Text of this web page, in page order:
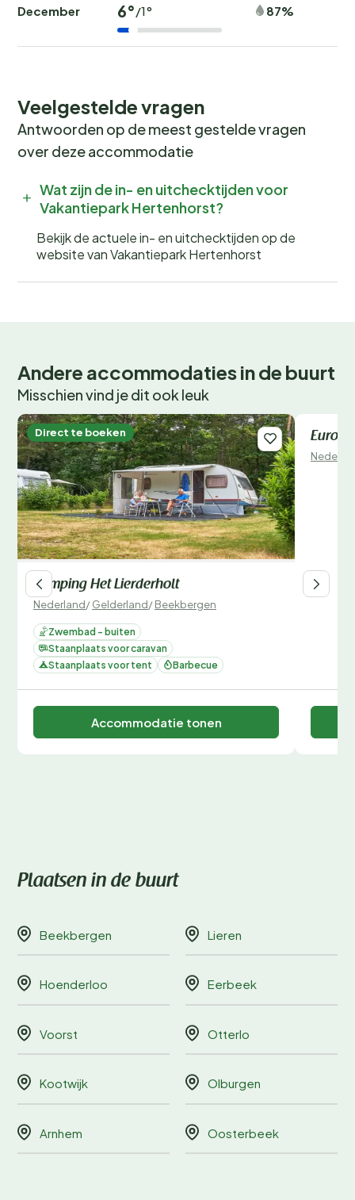
December 6°/1° 87%
Veelgestelde vragen
Antwoorden op de meest gestelde vragen
over deze accommodatie
Wat zijn de in- en uitchecktijden voor
Vakantiepark Hertenhorst?
Bekijk de actuele in- en uitchecktijden op de
website van Vakantiepark Hertenhorst
Andere accommodaties in de buurt
Misschien vind je dit ook leuk
Direct te boeken
Camping Het Lierderholt
Nederland/Gelderland/Beekbergen
Zwembad - buiten
Staanplaats voor caravan
Staanplaats voor tent
Barbecue
Accommodatie tonen
Direct
Plaatsen in de buurt
Beekbergen Lieren
Hoenderloo Eerbeek
Voorst Otterlo
Kootwijk Olburgen
Arnhem Oosterbeek